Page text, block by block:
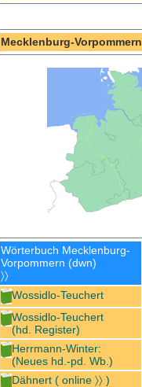
Mecklenburg-Vorpommern
Wörterbuch Mecklenburg-
Vorpommern (dwn)
〉〉
Wossidlo-Teuchert
Wossidlo-Teuchert
(hd. Register)
Herrmann-Winter:
(Neues hd.-pd. Wb.)
Dähnert ( online 〉〉 )